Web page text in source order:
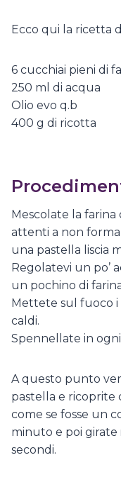
Ecco qui la ricetta
6 cucchiai pieni di
250 ml di acqua
Olio evo q.b
400 g di ricotta
Mescolate la farina
attenti a non
una pastella liscia
Regolatevi un po’
un pochino di
Mettete sul fuoco i
caldi.
Spennellate in
A questo punto
pastella e ricoprite
come se fosse un
minuto e poi
secondi.